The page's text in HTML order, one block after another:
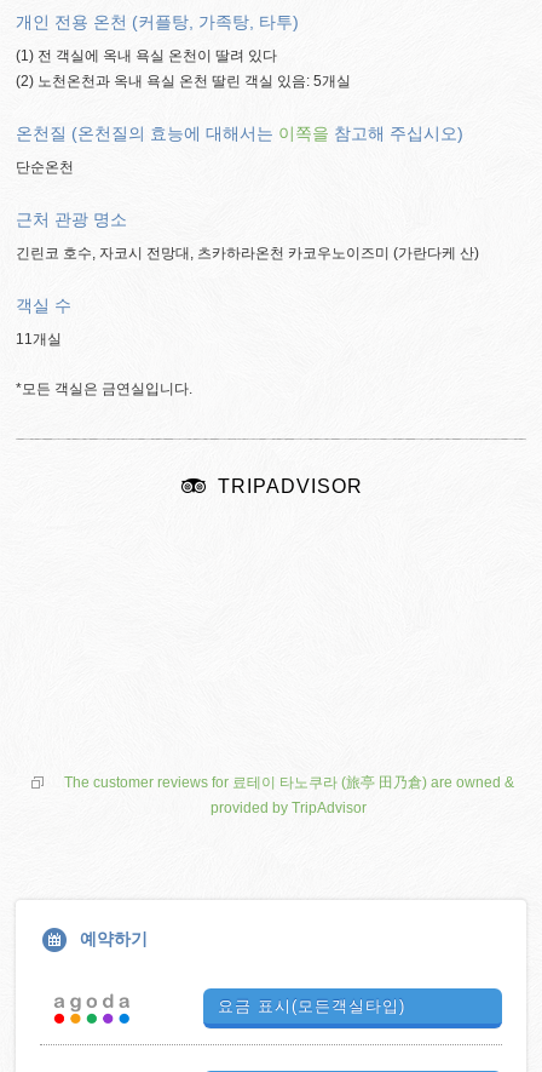
개인 전용 온천 (커플탕, 가족탕, 타투)
(1) 전 객실에 옥내 욕실 온천이 딸려 있다
(2) 노천온천과 옥내 욕실 온천 딸린 객실 있음: 5개실
온천질 (온천질의 효능에 대해서는 이쪽을 참고해 주십시오)
단순온천
근처 관광 명소
긴린코 호수, 자코시 전망대, 츠카하라온천 카코우노이즈미 (가란다케 산)
객실 수
11개실
*모든 객실은 금연실입니다.
TRIPADVISOR
The customer reviews for 료테이 타노쿠라 (旅亭 田乃倉) are owned &
provided by TripAdvisor
예약하기
요금 표시(모든객실타입)